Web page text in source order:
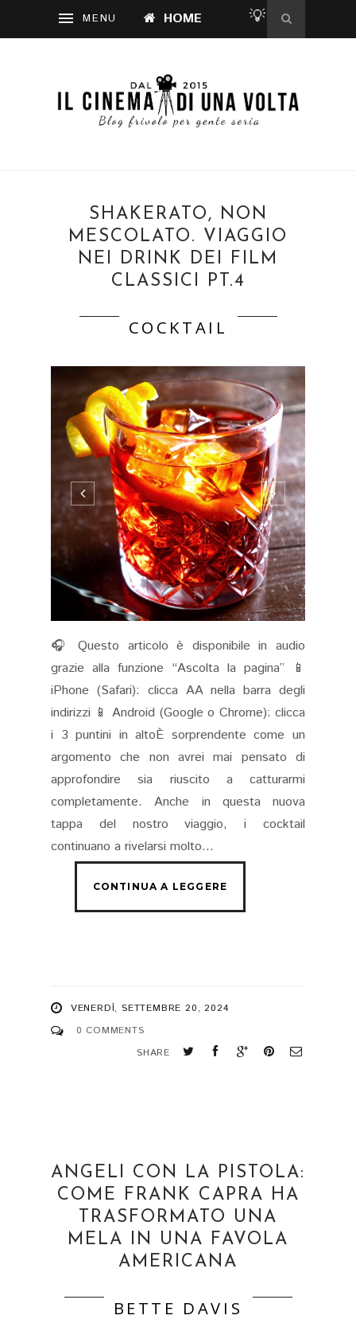
HOME 💡
SHAKERATO, NON
MESCOLATO. VIAGGIO
NEI DRINK DEI FILM
CLASSICI PT.4
COCKTAIL
🎧 Questo articolo è disponibile in audio
grazie alla funzione “Ascolta la pagina” 📱
iPhone (Safari): clicca AA nella barra degli
indirizzi 📱 Android (Google o Chrome): clicca
i 3 puntini in altoÈ sorprendente come un
argomento che non avrei mai pensato di
approfondire sia riuscito a catturarmi
completamente. Anche in questa nuova
tappa del nostro viaggio, i cocktail
continuano a rivelarsi molto...
VENERDÌ, SETTEMBRE 20, 2024
0 COMMENTS
SHARE
ANGELI CON LA PISTOLA:
COME FRANK CAPRA HA
TRASFORMATO UNA
MELA IN UNA FAVOLA
AMERICANA
BETTE DAVIS